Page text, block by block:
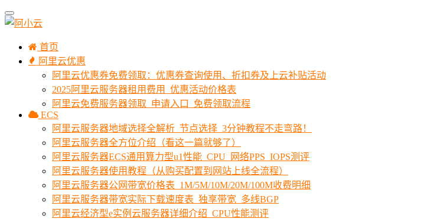
首页
阿里云优惠
阿里云优惠券免费领取：优惠券查询使用、折扣券及上云补贴活动
2025阿里云服务器租用费用_优惠活动价格表
阿里云免费服务器领取_申请入口_免费领取流程
ECS
阿里云服务器地域选择全解析_节点选择_3分钟教程不走弯路！
阿里云服务器全方位介绍（看这一篇就够了）
阿里云服务器ECS通用算力型u1性能_CPU_网络PPS_IOPS测评
阿里云服务器使用教程（从购买配置到网站上线全流程）
阿里云服务器公网带宽价格表_1M/5M/10M/20M/100M收费明细
阿里云服务器带宽实际下载速度表_独享带宽_多线BGP
阿里云经济型e实例云服务器详细介绍_CPU性能测评